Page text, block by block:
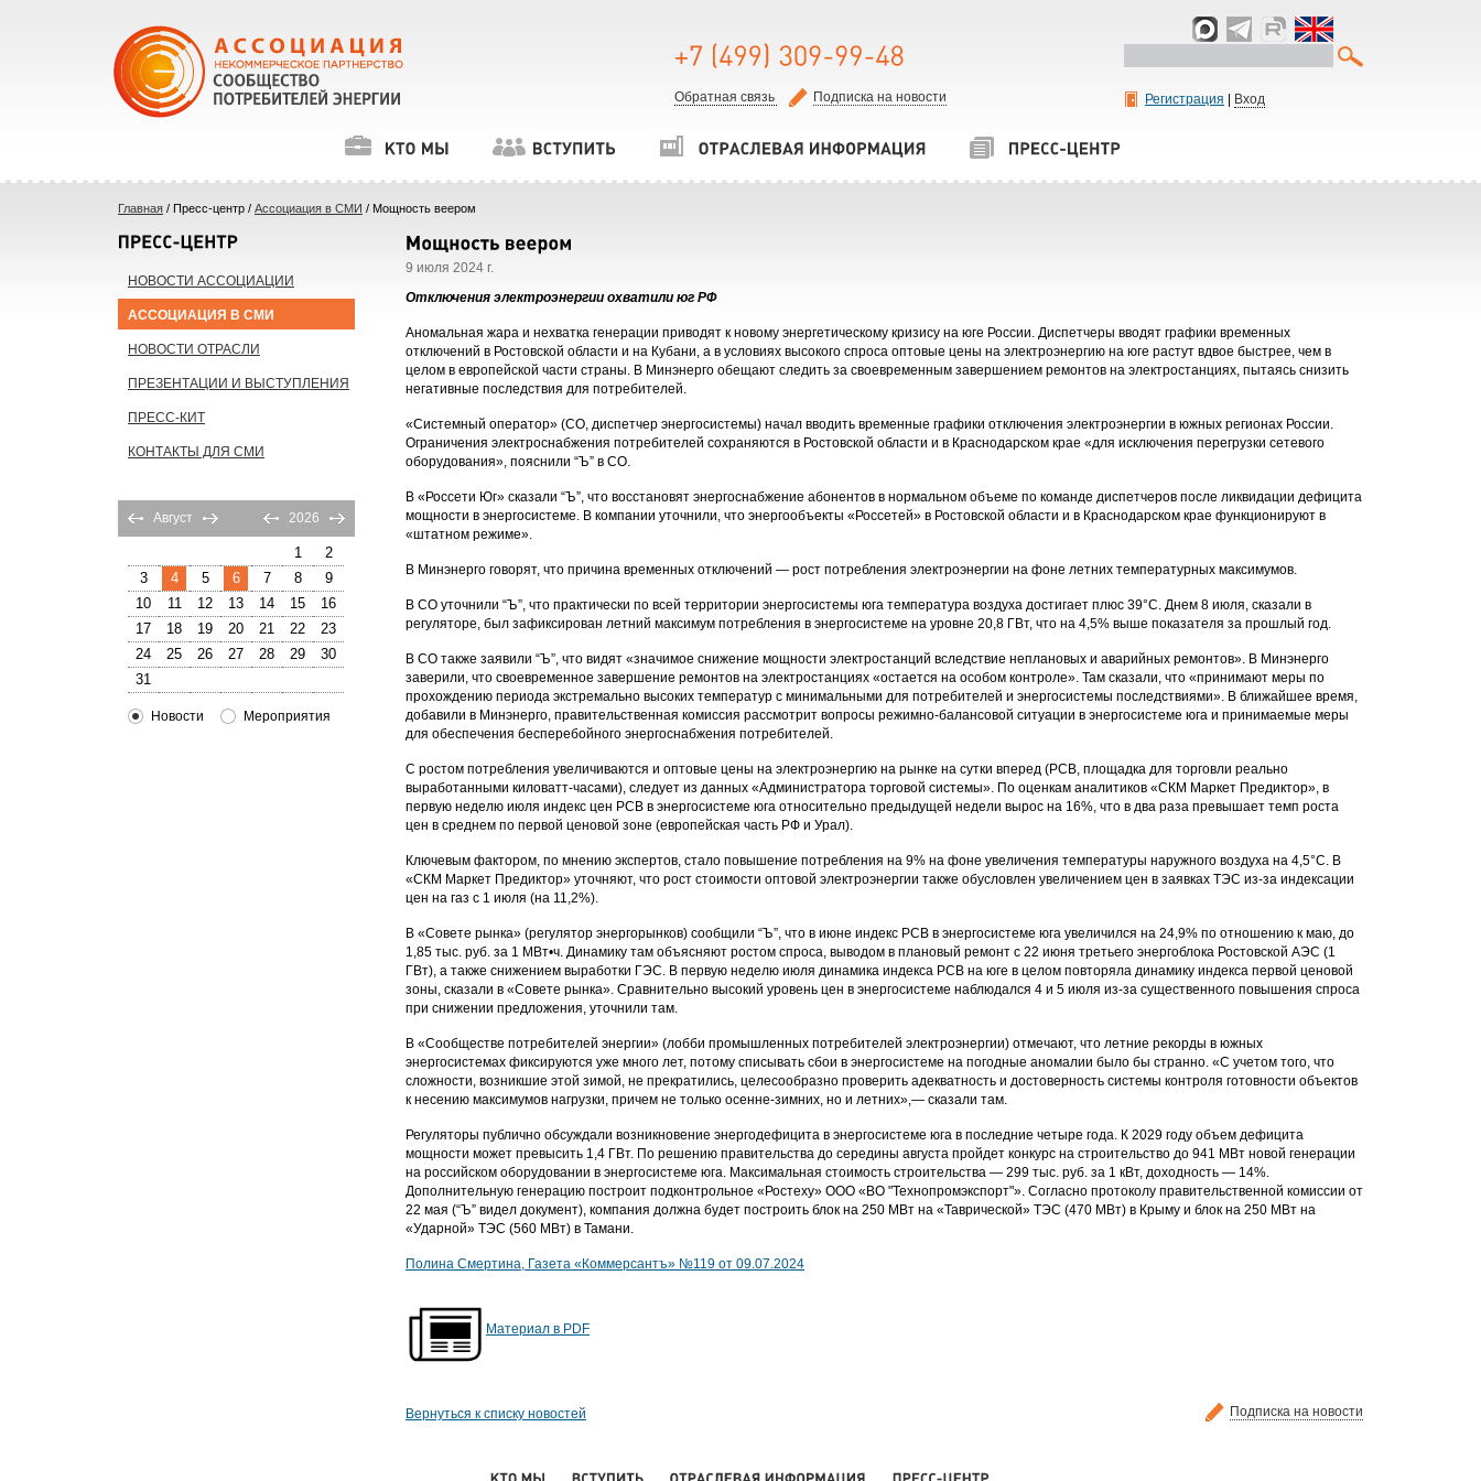
Обратная связь Подписка на новости Регистрация Вход
Главная / Пресс-центр / Ассоциация в СМИ / Мощность веером
9 июля 2024 г.
Отключения электроэнергии охватили юг РФ
Аномальная жара и нехватка генерации приводят к новому энергетическому кризису на юге России. Диспетчеры вводят графики временных
отключений в Ростовской области и на Кубани, а в условиях высокого спроса оптовые цены на электроэнергию на юге растут вдвое быстрее, чем в
целом в европейской части страны. В Минэнерго обещают следить за своевременным завершением ремонтов на электростанциях, пытаясь снизить
негативные последствия для потребителей.
«Системный оператор» (СО, диспетчер энергосистемы) начал вводить временные графики отключения электроэнергии в южных регионах России.
Ограничения электроснабжения потребителей сохраняются в Ростовской области и в Краснодарском крае «для исключения перегрузки сетевого
оборудования», пояснили “Ъ” в СО.
В «Россети Юг» сказали “Ъ”, что восстановят энергоснабжение абонентов в нормальном объеме по команде диспетчеров после ликвидации дефицита
мощности в энергосистеме. В компании уточнили, что энергообъекты «Россетей» в Ростовской области и в Краснодарском крае функционируют в
«штатном режиме».
В Минэнерго говорят, что причина временных отключений — рост потребления электроэнергии на фоне летних температурных максимумов.
В СО уточнили “Ъ”, что практически по всей территории энергосистемы юга температура воздуха достигает плюс 39°C. Днем 8 июля, сказали в
регуляторе, был зафиксирован летний максимум потребления в энергосистеме на уровне 20,8 ГВт, что на 4,5% выше показателя за прошлый год.
В СО также заявили “Ъ”, что видят «значимое снижение мощности электростанций вследствие неплановых и аварийных ремонтов». В Минэнерго
заверили, что своевременное завершение ремонтов на электростанциях «остается на особом контроле». Там сказали, что «принимают меры по
прохождению периода экстремально высоких температур с минимальными для потребителей и энергосистемы последствиями». В ближайшее время,
добавили в Минэнерго, правительственная комиссия рассмотрит вопросы режимно-балансовой ситуации в энергосистеме юга и принимаемые меры
для обеспечения бесперебойного энергоснабжения потребителей.
С ростом потребления увеличиваются и оптовые цены на электроэнергию на рынке на сутки вперед (РСВ, площадка для торговли реально
выработанными киловатт-часами), следует из данных «Администратора торговой системы». По оценкам аналитиков «СКМ Маркет Предиктор», в
первую неделю июля индекс цен РСВ в энергосистеме юга относительно предыдущей недели вырос на 16%, что в два раза превышает темп роста
цен в среднем по первой ценовой зоне (европейская часть РФ и Урал).
Ключевым фактором, по мнению экспертов, стало повышение потребления на 9% на фоне увеличения температуры наружного воздуха на 4,5°C. В
«СКМ Маркет Предиктор» уточняют, что рост стоимости оптовой электроэнергии также обусловлен увеличением цен в заявках ТЭС из-за индексации
цен на газ с 1 июля (на 11,2%).
В «Совете рынка» (регулятор энергорынков) сообщили “Ъ”, что в июне индекс РСВ в энергосистеме юга увеличился на 24,9% по отношению к маю, до
1,85 тыс. руб. за 1 МВт•ч. Динамику там объясняют ростом спроса, выводом в плановый ремонт с 22 июня третьего энергоблока Ростовской АЭС (1
ГВт), а также снижением выработки ГЭС. В первую неделю июля динамика индекса РСВ на юге в целом повторяла динамику индекса первой ценовой
зоны, сказали в «Совете рынка». Сравнительно высокий уровень цен в энергосистеме наблюдался 4 и 5 июля из-за существенного повышения спроса
при снижении предложения, уточнили там.
В «Сообществе потребителей энергии» (лобби промышленных потребителей электроэнергии) отмечают, что летние рекорды в южных
энергосистемах фиксируются уже много лет, потому списывать сбои в энергосистеме на погодные аномалии было бы странно. «С учетом того, что
сложности, возникшие этой зимой, не прекратились, целесообразно проверить адекватность и достоверность системы контроля готовности объектов
к несению максимумов нагрузки, причем не только осенне-зимних, но и летних»,— сказали там.
Регуляторы публично обсуждали возникновение энергодефицита в энергосистеме юга в последние четыре года. К 2029 году объем дефицита
мощности может превысить 1,4 ГВт. По решению правительства до середины августа пройдет конкурс на строительство до 941 МВт новой генерации
на российском оборудовании в энергосистеме юга. Максимальная стоимость строительства — 299 тыс. руб. за 1 кВт, доходность — 14%.
Дополнительную генерацию построит подконтрольное «Ростеху» ООО «ВО "Технопромэкспорт"». Согласно протоколу правительственной комиссии от
22 мая (“Ъ” видел документ), компания должна будет построить блок на 250 МВт на «Таврической» ТЭС (470 МВт) в Крыму и блок на 250 МВт на
«Ударной» ТЭС (560 МВт) в Тамани.
Полина Смертина, Газета «Коммерсантъ» №119 от 09.07.2024
Материал в PDF
Вернуться к списку новостей Подписка на новости
НОВОСТИ АССОЦИАЦИИ
АССОЦИАЦИЯ В СМИ
НОВОСТИ ОТРАСЛИ
ПРЕЗЕНТАЦИИ И ВЫСТУПЛЕНИЯ
ПРЕСС-КИТ
КОНТАКТЫ ДЛЯ СМИ
Август 2026
1
2
3
4 5 6 7 8
9
10
11 12 13 14 15
16
17
18 19 20 21 22
23
24
25 26 27 28 29
30
31
Новости Мероприятия